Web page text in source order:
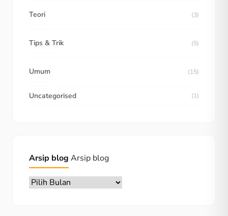
Teori (3)
Tips & Trik (5)
Umum (15)
Uncategorised (1)
Arsip blog Arsip blog